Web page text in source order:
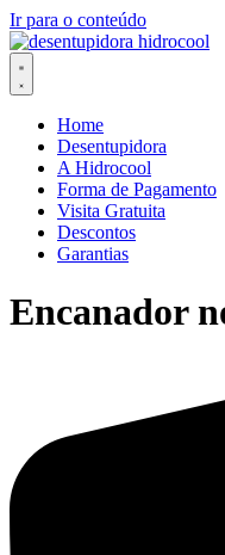
Ir para o conteúdo
Home
Desentupidora
A Hidrocool
Forma de Pagamento
Visita Gratuita
Descontos
Garantias
Encanador